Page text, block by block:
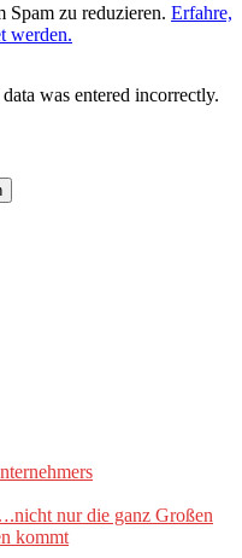
Spam zu reduzieren. Erfahre,
werden.
was entered incorrectly.
nur die ganz Großen
kommt